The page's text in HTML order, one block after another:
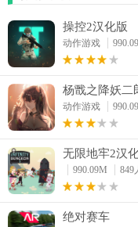
操控2汉化版
动作游戏
杨戬之降妖二
动作游戏
无限地牢2汉
990.09M
849
绝对赛车